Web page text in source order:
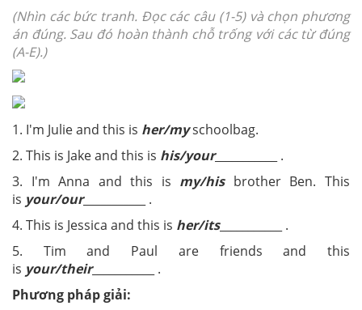
(Nhìn các bức tranh. Đọc các câu (1-5) và chọn phương
án đúng. Sau đó hoàn thành chỗ trống với các từ đúng
(A-E).)
1. I'm Julie and this is her/myschoolbag.
2. This is Jake and this is his/your___________ .
3. I'm Anna and this is my/hisbrother Ben. This
is your/our___________ .
4. This is Jessica and this is her/its___________ .
5. Tim and Paul are friends and this
is your/their___________ .
Phương pháp giải: